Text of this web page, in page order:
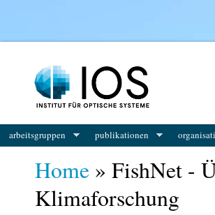
arbeitsgruppen publikationen
Home » FishNet -
Klimaforschung